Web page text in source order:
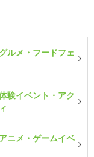
グルメ・フードフェ
験イベント・アク
アニメ・ゲームイベ